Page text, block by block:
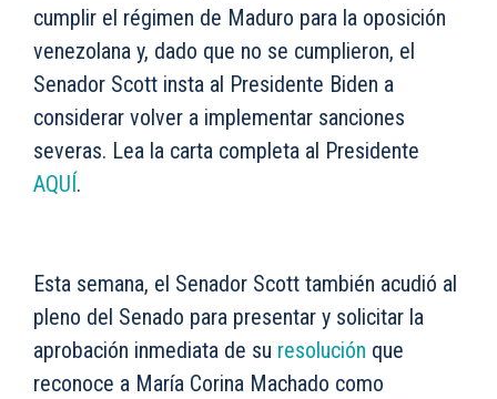
cumplir el régimen de Maduro para la oposición
venezolana y, dado que no se cumplieron, el
Senador Scott insta al Presidente Biden a
considerar volver a implementar sanciones
severas. Lea la carta completa al Presidente
AQUÍ.
Esta semana, el Senador Scott también acudió al
pleno del Senado para presentar y solicitar la
aprobación inmediata de su resolución que
reconoce a María Corina Machado como